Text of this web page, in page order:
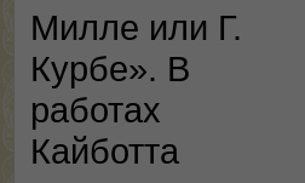
Милле или Г.
Курбе». В
работах
Кайботта